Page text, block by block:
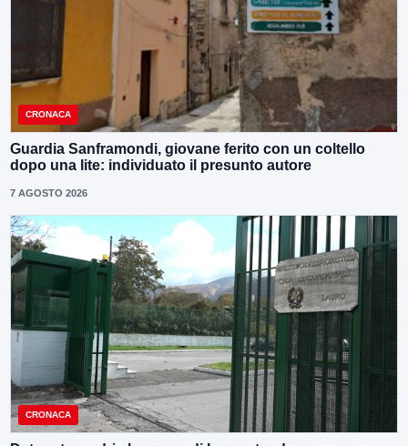
CRONACA
Guardia Sanframondi, giovane ferito con un coltello
dopo una lite: individuato il presunto autore
7 AGOSTO 2026
CRONACA